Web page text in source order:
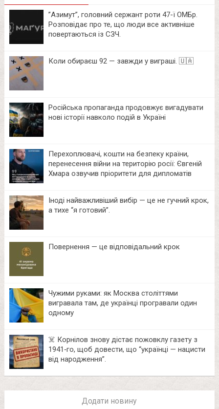
⁨”Азимут”, головний сержант роти 47-ї ОМБр.
Розповідає про те, що люди все активніше
повертаються із СЗЧ.
Коли обираєш 92 — завжди у виграші. 🇺🇦
Російська пропаганда продовжує вигадувати
нові історії навколо подій в Україні
Перехоплювачі, кошти на безпеку країни,
перенесення війни на територію росії: Євгеній
Хмара озвучив пріоритети для дипломатів
Іноді найважливіший вибір — це не гучний крок,
а тихе “я готовий”.
Повернення — це відповідальний крок
Чужими руками: як Москва століттями
вигравала там, де українці програвали один
одному
☠️ Корнілов знову дістає пожовклу газету з
1941‑го, щоб довести, що “українці — нацисти
від народження”.
Додати новину